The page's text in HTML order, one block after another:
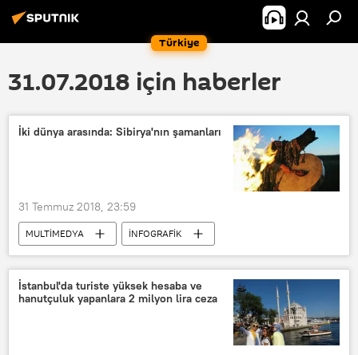
Türkiye
31.07.2018 için haberler
İki dünya arasında: Sibirya'nın şamanları
31 Temmuz 2018, 23:59
MULTİMEDYA
İNFOGRAFİK
Rusya
Sibirya
Tuva Cumhuriyeti
Şaman
şamanizm
İstanbul'da turiste yüksek hesaba ve
hanutçuluk yapanlara 2 milyon lira ceza